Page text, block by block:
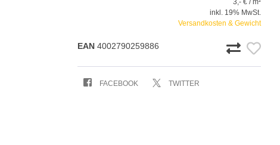
3,- € / m²
inkl. 19% MwSt.
Versandkosten & Gewicht
EAN 4002790259886
FACEBOOK TWITTER